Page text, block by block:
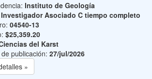
Instituto de Geología
Investigador Asociado C tiempo completo
04540-13
$25,359.20
del Karst
publicación: 27/jul/2026
»